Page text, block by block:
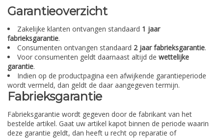
Garantieoverzicht
Zakelijke klanten ontvangen standaard 1 jaar
fabrieksgarantie.
Consumenten ontvangen standaard 2 jaar fabrieksgarantie.
Voor consumenten geldt daarnaast altijd de wettelijke
garantie.
Indien op de productpagina een afwijkende garantieperiode
wordt vermeld, dan geldt de daar aangegeven termijn.
Fabrieksgarantie
Fabrieksgarantie wordt gegeven door de fabrikant van het
bestelde artikel. Gaat uw artikel kapot binnen de periode waarin
deze garantie geldt, dan heeft u recht op reparatie of